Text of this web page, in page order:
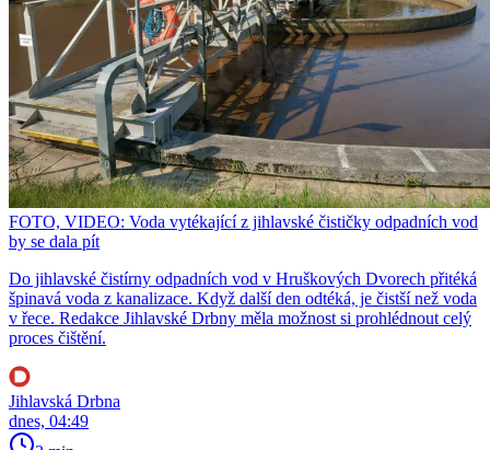
FOTO, VIDEO: Voda vytékající z jihlavské čističky odpadních vod
by se dala pít
Do jihlavské čistírny odpadních vod v Hruškových Dvorech přitéká
špinavá voda z kanalizace. Když další den odtéká, je čistší než voda
v řece. Redakce Jihlavské Drbny měla možnost si prohlédnout celý
proces čištění.
Jihlavská Drbna
dnes, 04:49